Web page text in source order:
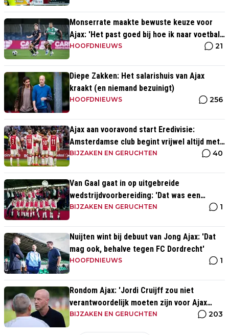
Monserrate maakte bewuste keuze voor
Ajax: 'Het past goed bij hoe ik naar voetbal
kijk’
HOOFDNIEUWS 21
Diepe Zakken: Het salarishuis van Ajax
kraakt (en niemand bezuinigt)
HOOFDNIEUWS 256
Ajax aan vooravond start Eredivisie:
Amsterdamse club begint vrijwel altijd met
zege
BIJZAKEN EN GERUCHTEN 40
Van Gaal gaat in op uitgebreide
wedstrijdvoorbereiding: 'Dat was een
aparte discipline, een ritme'
BIJZAKEN EN GERUCHTEN 1
Nuijten wint bij debuut van Jong Ajax: 'Dat
mag ook, behalve tegen FC Dordrecht'
HOOFDNIEUWS 1
Rondom Ajax: 'Jordi Cruijff zou niet
verantwoordelijk moeten zijn voor Ajax
Vrouwen'
BIJZAKEN EN GERUCHTEN 203